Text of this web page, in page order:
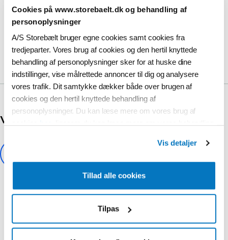
Cookies på www.storebaelt.dk og behandling af
personoplysninger
A/S Storebælt bruger egne cookies samt cookies fra
tredjeparter. Vores brug af cookies og den hertil knyttede
behandling af personoplysninger sker for at huske dine
indstillinger, vise målrettede annoncer til dig og analysere
vores trafik. Dit samtykke dækker både over brugen af
cookies og den hertil knyttede behandling af
personoplysninger. Du kan læse mere om vores brug af
Du kan til enhver tid ændre eller tilbagekalde dit samtykke ved
at klikke på “Ændring af dit samtykke” i vores cookiepolitik.
Vis detaljer
Tillad alle cookies
Tilpas
ekspresbaner med min motorcykel?
benytter en bizz med din motorcykel
Var denne artikel en hjælp?